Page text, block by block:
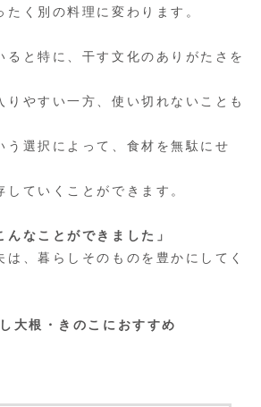
たく別の料理に変わります。
ると特に、干す文化のありがたさを
りやすい一方、使い切れないことも
う選択によって、食材を無駄にせ
ていくことができます。
んなことができました」
は、暮らしそのものを豊かにしてく
大根・きのこにおすすめ